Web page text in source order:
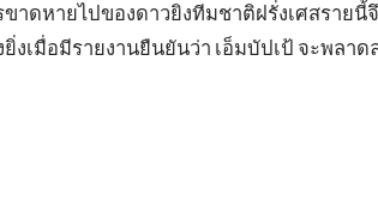
าดหายไปของดาวยิงทีมชาติฝรั่งเศสรายนี้
ยิ่งเมื่อมีรายงานยืนยันว่า เอ็มบัปเป้ จะพล